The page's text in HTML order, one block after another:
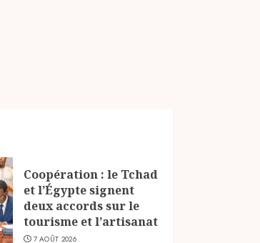
Coopération : le Tchad
et l’Égypte signent
deux accords sur le
tourisme et l’artisanat
7 AOÛT 2026